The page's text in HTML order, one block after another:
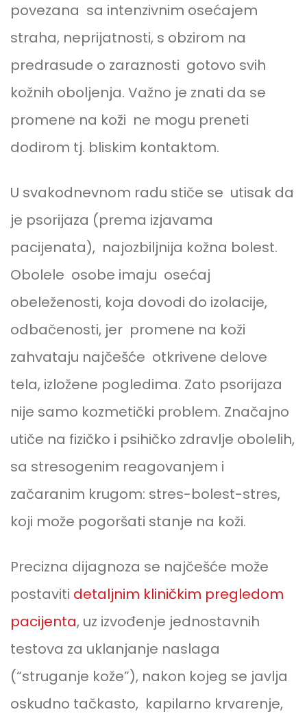
povezana sa intenzivnim osećajem
straha, neprijatnosti, s obzirom na
predrasude o zaraznosti gotovo svih
kožnih oboljenja. Važno je znati da se
promene na koži ne mogu preneti
dodirom tj. bliskim kontaktom.
U svakodnevnom radu stiče se utisak da
je psorijaza (prema izjavama
pacijenata), najozbiljnija kožna bolest.
Obolele osobe imaju osećaj
obeleženosti, koja dovodi do izolacije,
odbačenosti, jer promene na koži
zahvataju najčešće otkrivene delove
tela, izložene pogledima. Zato psorijaza
nije samo kozmetički problem. Značajno
utiče na fizičko i psihičko zdravlje obolelih,
sa stresogenim reagovanjem i
začaranim krugom: stres-bolest-stres,
koji može pogoršati stanje na koži.
Precizna dijagnoza se najčešće može
postaviti detaljnim kliničkim pregledom
pacijenta, uz izvođenje jednostavnih
testova za uklanjanje naslaga
(“struganje kože”), nakon kojeg se javlja
oskudno tačkasto, kapilarno krvarenje,